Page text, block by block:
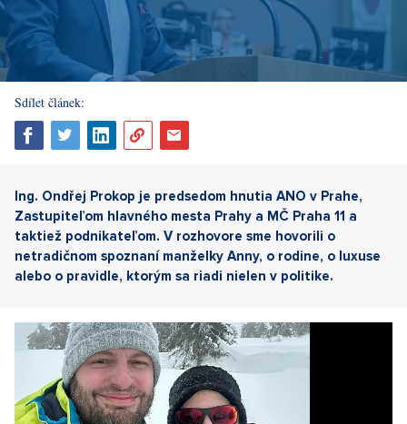
Sdílet článek:
Ing. Ondřej Prokop je predsedom hnutia ANO v Prahe,
Zastupiteľom hlavného mesta Prahy a MČ Praha 11 a
taktiež podnikateľom. V rozhovore sme hovorili o
netradičnom spoznaní manželky Anny, o rodine, o luxuse
alebo o pravidle, ktorým sa riadi nielen v politike.